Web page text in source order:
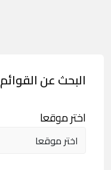
البحث عن القوائم
اختر موقعا